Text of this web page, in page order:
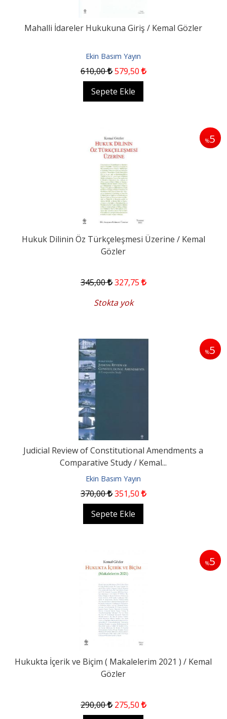
Mahalli İdareler Hukukuna Giriş / Kemal Gözler
Ekin Basım Yayın
610,00 579,50
Sepete Ekle
%5
Hukuk Dilinin Öz Türkçeleşmesi Üzerine / Kemal
Gözler
345,00 327,75
Stokta yok
%5
Judicial Review of Constitutional Amendments a
Comparative Study / Kemal...
Ekin Basım Yayın
370,00 351,50
Sepete Ekle
%5
Hukukta İçerik ve Biçim ( Makalelerim 2021 ) / Kemal
Gözler
290,00 275,50